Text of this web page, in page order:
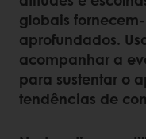
globais
aprofundados.
acompanhar a
para sustentar o
tendências de